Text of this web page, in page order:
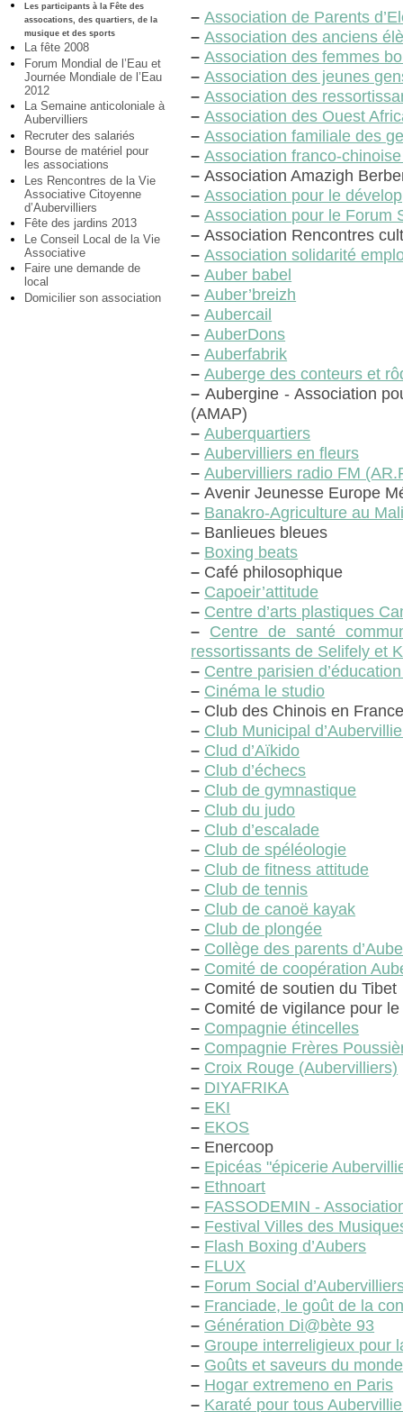
Les participants à la Fête des
assocations, des quartiers, de la
musique et des sports
La fête 2008
Forum Mondial de l’Eau et
Journée Mondiale de l’Eau
2012
La Semaine anticoloniale à
Aubervilliers
Recruter des salariés
Bourse de matériel pour
les associations
Les Rencontres de la Vie
Associative Citoyenne
d’Aubervilliers
Fête des jardins 2013
Le Conseil Local de la Vie
Associative
Faire une demande de
local
Domicilier son association
– Association de Parents
– Association des anciens
– Association des femmes
– Association des jeunes
– Association des
– Association des Ouest
– Association familiale des
– Association franco-
– Association Amazigh
– Association pour le
– Association pour le Forum
– Association Rencontres
– Association solidarité
– Auber babel
– Auber’breizh
– Aubercail
– AuberDons
– Auberfabrik
– Auberge des conteurs et
– Aubergine - Association
(AMAP)
– Auberquartiers
– Aubervilliers en fleurs
– Aubervilliers radio FM
– Avenir Jeunesse Europe
– Banakro-Agriculture au
– Banlieues bleues
– Boxing beats
– Café philosophique
– Capoeir’attitude
– Centre d’arts plastiques
– Centre de santé
ressortissants de Selifely et
– Centre parisien
– Cinéma le studio
– Club des Chinois en
– Club Municipal
– Clud d’Aïkido
– Club d’échecs
– Club de gymnastique
– Club du judo
– Club d’escalade
– Club de spéléologie
– Club de fitness attitude
– Club de tennis
– Club de canoë kayak
– Club de plongée
– Collège des parents
– Comité de coopération
– Comité de soutien du Tibet
– Comité de vigilance pour
– Compagnie étincelles
– Compagnie Frères
– Croix Rouge (Aubervilliers)
– DIYAFRIKA
– EKI
– EKOS
– Enercoop
– Epicéas "épicerie
– Ethnoart
– FASSODEMIN -
– Festival Villes des
– Flash Boxing d’Aubers
– FLUX
– Forum Social
– Franciade, le goût de la
– Génération Di@bète 93
– Groupe interreligieux pour
– Goûts et saveurs du monde
– Hogar extremeno en Paris
– Karaté pour tous